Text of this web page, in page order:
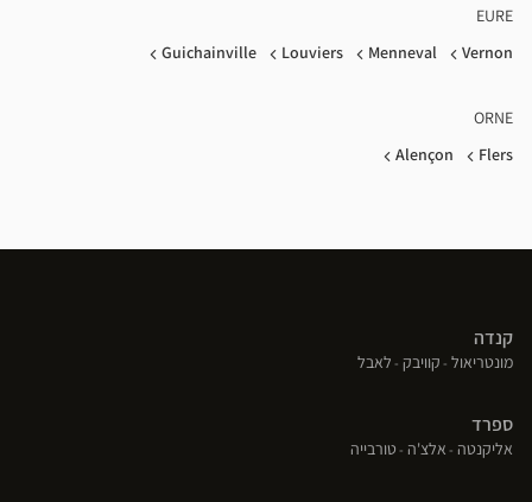
EURE
Vernon
Menneval
Louviers
Guichainville
ORNE
Flers
Alençon
קנדה
מונטריאול(פתחקוויבק(פתח
לאבל(פתח
ספרד
אליקנטה(פתח
אלצ'ה(פתח
טורבייה(פתח